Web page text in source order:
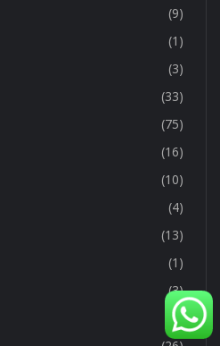
(9)
(1)
(3)
(33)
(75)
(16)
(10)
(4)
(13)
(1)
(3)
(6)